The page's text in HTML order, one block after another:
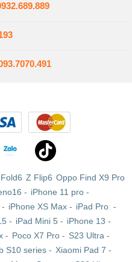
Z Flip6 Oppo Find X9 Pro
- iPhone 11 pro-
- iPhone XS Max- iPad Pro -
- iPad Mini 5 - iPhone 13 -
- Poco X7 Pro - S23 Ultra -
S10 series - Xiaomi Pad 7 -